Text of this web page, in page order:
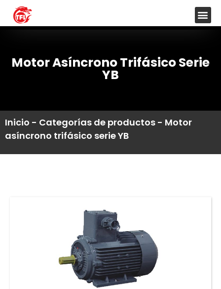
Motor Asíncrono Trifásico Serie
YB
Inicio - Categorías de productos - Motor
asíncrono trifásico serie YB